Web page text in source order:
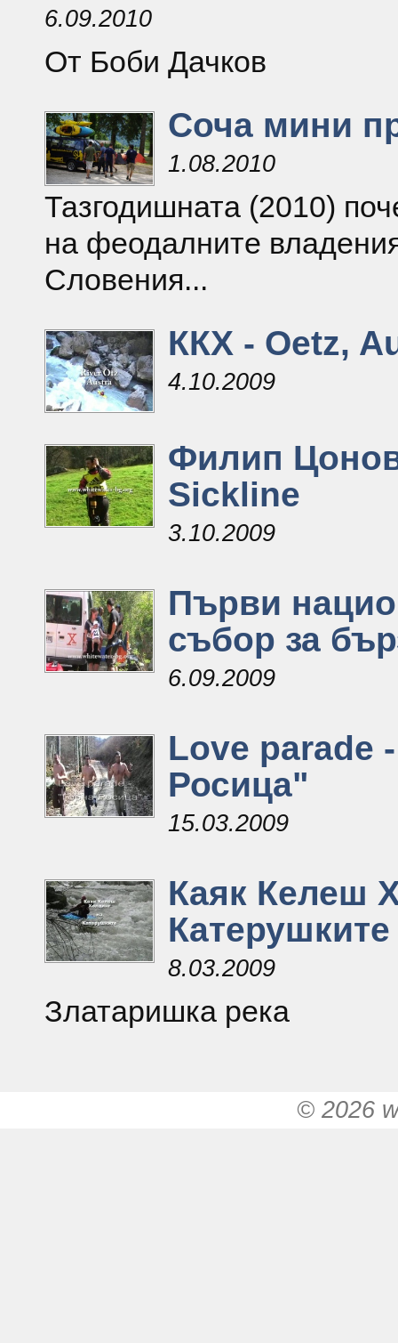
6.09.2010
От Боби Дачков
Соча мини
1.08.2010
Тазгодишната (2010)
на феодалните
Словения...
ККХ - Oetz,
4.10.2009
Филип
Sickline
3.10.2009
Първи
събор за
6.09.2009
Love parade
Росица"
15.03.2009
Каяк Келеш
Катерушките
8.03.2009
Златаришка река
© 2026